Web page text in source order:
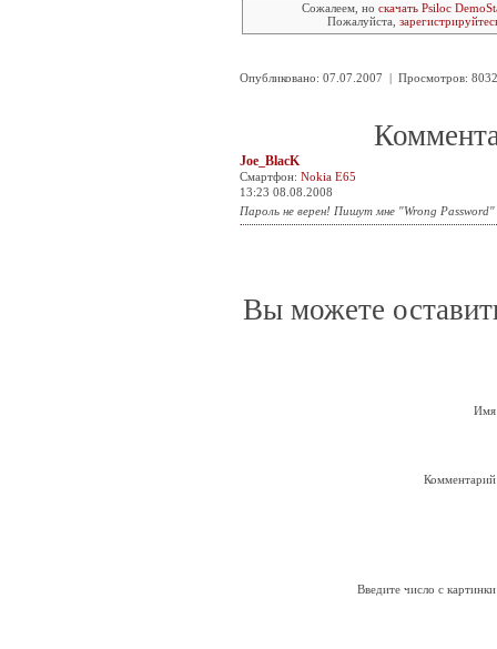
Сожалеем, но скачать Psiloc
Пожалуйста,
Опубликовано: 07.07.2007 | Просмотров:
Joe_BlacK
Смартфон: Nokia E65
13:23 08.08.2008
Пароль не верен! Пишут мне "Wrong
Вы можете
Введите число с